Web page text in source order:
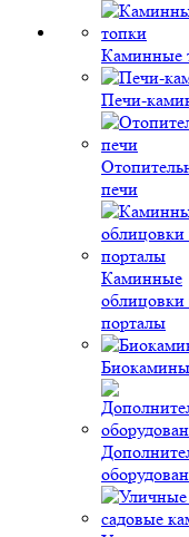
Каминные
Печи-
печи
Каминные
облицовки
порталы
Биокамины